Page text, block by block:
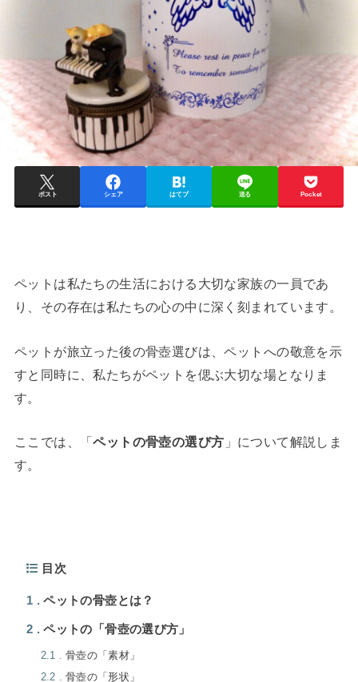
ポスト シェア はてブ 送る Pocket
ペットは私たちの生活における大切な家族の一員であ
り、その存在は私たちの心の中に深く刻まれています。
ペットが旅立った後の骨壺選びは、ペットへの敬意を示
すと同時に、私たちがペットを偲ぶ大切な場となりま
す。
ここでは、「ペットの骨壺の選び方 」について解説しま
す。
目次
1 ペットの骨壺とは？
2 ペットの「骨壺の選び方」
2.1
骨壺の「素材」
2.2
骨壺の「形状」